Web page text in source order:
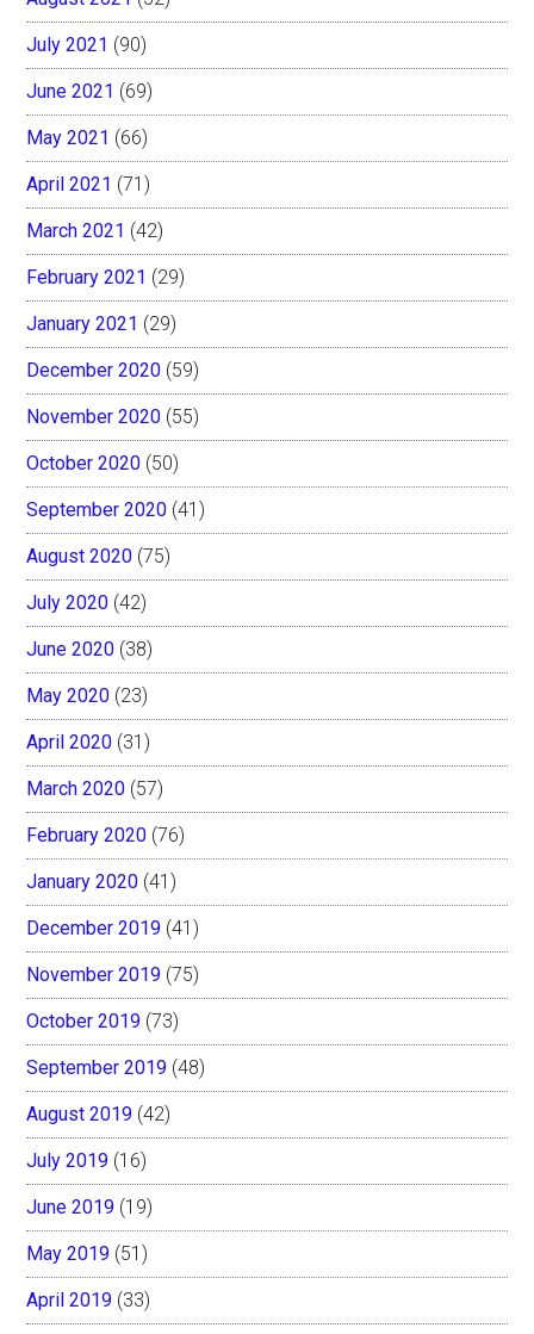
July 2021 (90)
June 2021 (69)
May 2021 (66)
April 2021 (71)
March 2021 (42)
February 2021 (29)
January 2021 (29)
December 2020 (59)
November 2020 (55)
October 2020 (50)
September 2020 (41)
August 2020 (75)
July 2020 (42)
June 2020 (38)
May 2020 (23)
April 2020 (31)
March 2020 (57)
February 2020 (76)
January 2020 (41)
December 2019 (41)
November 2019 (75)
October 2019 (73)
September 2019 (48)
August 2019 (42)
July 2019 (16)
June 2019 (19)
May 2019 (51)
April 2019 (33)